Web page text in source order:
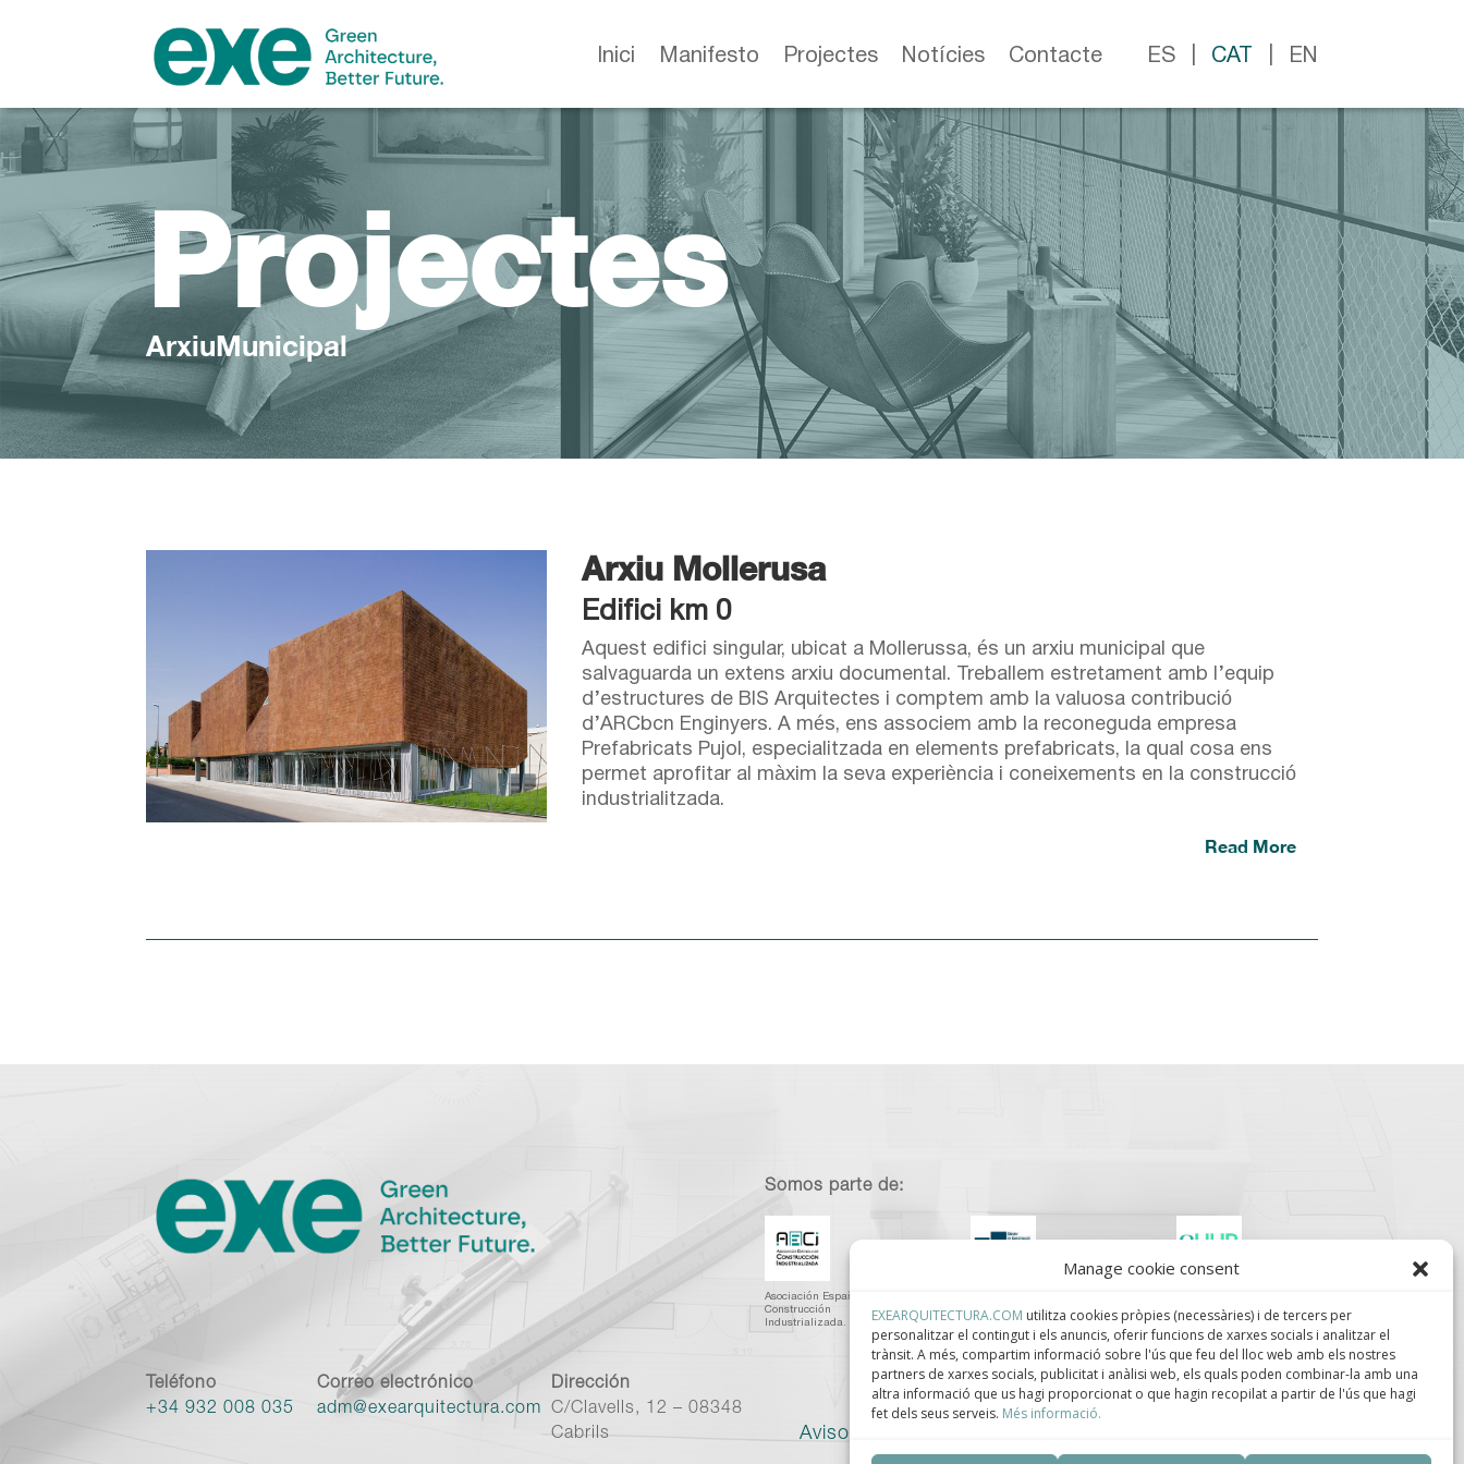
Manage cookie consent
EXEARQUITECTURA.COM utilitza cookies pròpies (necessàries) i de tercers per
personalitzar el contingut i els anuncis, oferir funcions de xarxes socials i analitzar el
trànsit. A més, compartim informació sobre l'ús que feu del lloc web amb els nostres
partners de xarxes socials, publicitat i anàlisi web, els quals poden combinar-la amb una
altra informació que us hagi proporcionat o que hagin recopilat a partir de l'ús que hagi
fet dels seus serveis. Més informació.
Inici Manifesto Projectes Notícies Contacte ES CAT EN
Projectes
ArxiuMunicipal
Arxiu Mollerusa
Edifici km 0
Aquest edifici singular, ubicat a Mollerussa, és un arxiu municipal que
salvaguarda un extens arxiu documental. Treballem estretament amb l’equip
d’estructures de BIS Arquitectes i comptem amb la valuosa contribució
d’ARCbcn Enginyers. A més, ens associem amb la reconeguda empresa
Prefabricats Pujol, especialitzada en elements prefabricats, la qual cosa ens
permet aprofitar al màxim la seva experiència i coneixements en la construcció
industrialitzada.
Read More
Somos parte de:
Asociación Española de
Construcción
Industrializada.
Industrializada de
Cataluña.
Tecnológica en
Bioconstrucción y
Paisajismo.
Teléfono
+34 932 008 035
Correo electrónico
adm@exearquitectura.com
Dirección
C/Clavells, 12 – 08348
Cabrils
Aviso legal